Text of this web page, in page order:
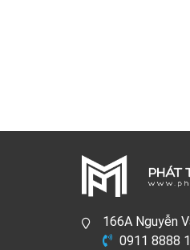
166A Nguyễn
0911 8888